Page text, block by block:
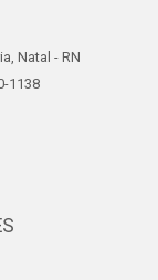
Natal - RN
1138